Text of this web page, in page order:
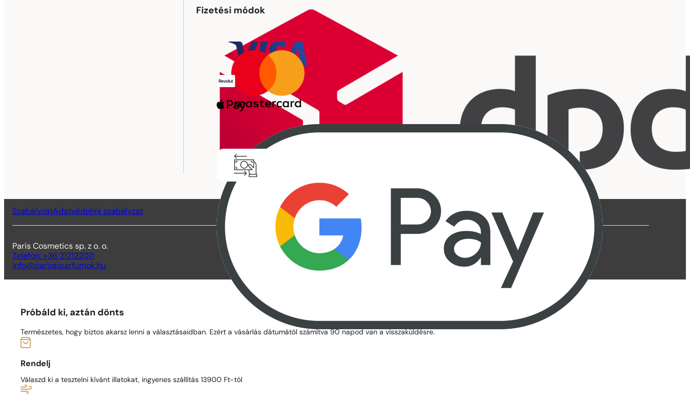
Fizetési módok
SzabályzatAdatvédelmi szabályzat
Paris Cosmetics sp. z o. o.
Telefon: +36 212122011
info@parizsiparfumok.hu
Próbáld ki, aztán dönts
Természetes, hogy biztos akarsz lenni a választásaidban. Ezért a vásárlás dátumától számítva 90 napod van a visszaküldésre.
Rendelj
Válaszd ki a tesztelni kívánt illatokat, ingyenes szállítás 13900 Ft-tól